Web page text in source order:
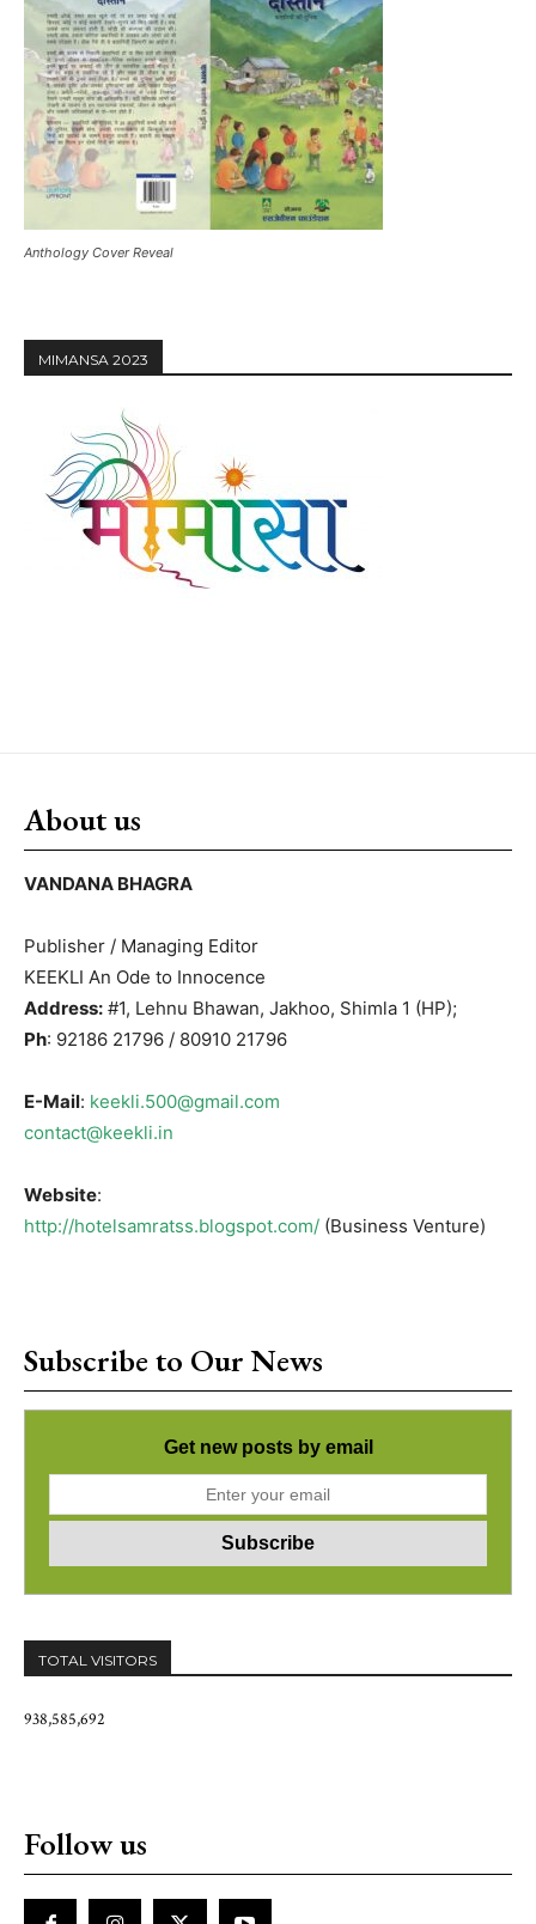
Anthology Cover Reveal
MIMANSA 2023
About us
VANDANA BHAGRA
Publisher / Managing Editor
KEEKLI An Ode to Innocence
Address: #1, Lehnu Bhawan, Jakhoo, Shimla 1 (HP);
Ph: 92186 21796 / 80910 21796
E-Mail: keekli.500@gmail.com
contact@keekli.in
Website:
http://hotelsamratss.blogspot.com/ (Business Venture)
Subscribe to Our News
Get new posts by email
TOTAL VISITORS
938,585,692
Follow us